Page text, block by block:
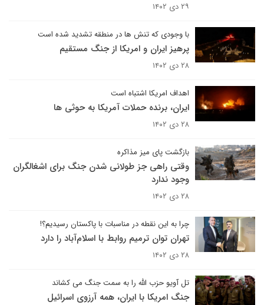
۲۹ دی ۱۴۰۲
با وجودی که تنش ها در منطقه تشدید شده است
پرهیز ایران و امریکا از جنگ مستقیم
۲۸ دی ۱۴۰۲
اهداف امریکا اشتباه است
ایران، برنده حملات آمریکا به حوثی ها
۲۸ دی ۱۴۰۲
بازگشت پای میز مذاکره
وقتی راهی جز طولانی شدن جنگ برای اشغالگران
وجود ندارد
۲۸ دی ۱۴۰۲
چرا به این نقطه در مناسبات با پاکستان رسیدیم؟!
تهران توان ترمیم روابط با اسلام‌آباد را دارد
۲۸ دی ۱۴۰۲
تل آویو حزب الله را به سمت جنگ می کشاند
جنگ امریکا با ایران، همه آرزوی اسرائیل